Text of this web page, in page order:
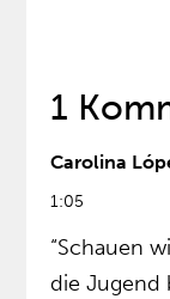
1
Carolina
1:05
“Schauen
die Jugend